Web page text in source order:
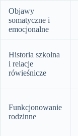
Objawy
somatyczne i
emocjonalne
Historia szkolna
i relacje
rówieśnicze
Funkcjonowanie
rodzinne